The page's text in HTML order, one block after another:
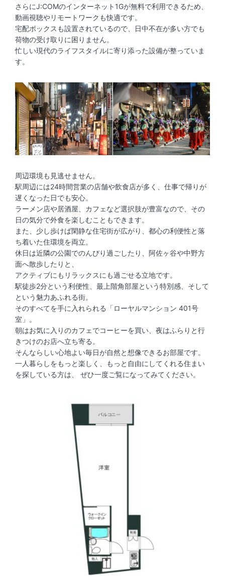
さらにJ:COMのインターネット1Gが無料で利用できるため、
動画視聴やリモートワークも快適です。
宅配ボックスも設置されているので、日中不在が多い方でも
荷物の受け取りに困りません。
忙しい現代のライフスタイルに寄り添った設備が整っていま
す。
周辺環境も見逃せません。
駅周辺には24時間営業の店舗や飲食店が多く、仕事で帰りが
遅くなった日でも安心。
ラーメン店や居酒屋、カフェなど選択肢が豊富なので、その
日の気分で外食を楽しむこともできます。
また、少し歩けば閑静な住宅街が広がり、都心の利便性と落
ち着いた住環境を両立。
休日は近隣の公園でのんびり過ごしたり、阿佐ヶ谷や中野方
面へ散歩したりと、
アクティブにもリラックスにも過ごせる立地です。
駅徒歩2分という利便性、最上階角部屋という特別感、そして
という魅力あふれる街。
そのすべてを手に入れられる「ローヤルマンション 401号
室」。
朝はお気に入りのカフェでコーヒーを買い、夜はふらりと行
きつけのお店へ立ち寄る。
そんならしい心地よい毎日が自然と想像できるお部屋です。
一人暮らしをもっと楽しく、もっと自由にしてくれる住まい
を探している方は、 ぜひ一度ご覧になってみてください。